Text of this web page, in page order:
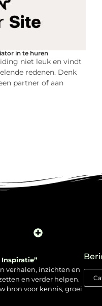
in te huren
niet leuk en vindt
redenen. Denk
partner of aan
verhalen, inzichten en
en verder helpen.
bron voor kennis, groei